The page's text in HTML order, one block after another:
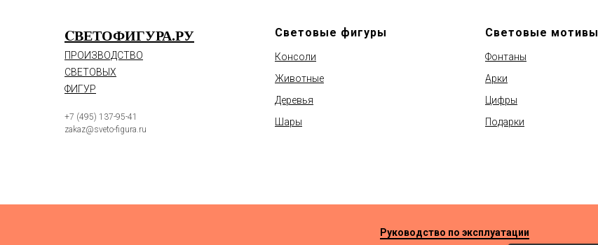
CВЕТОФИГУРА.РУ
ПРОИЗВОДСТВО
СВЕТОВЫХ
ФИГУР
+7 (495) 137-95-41
zakaz@sveto-figura.ru
Световые фигуры
Консоли
Животные
Деревья
Шары
Световые мотивы
Фонтаны
Арки
Цифры
Подарки
Руководство по эксплуатации